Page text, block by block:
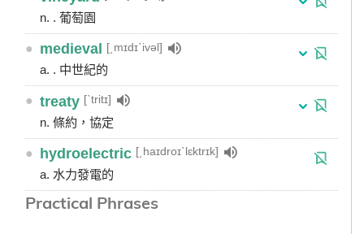
n. . 葡萄園
● medieval [͵mɪdɪˋivəl]
a. . 中世紀的
● treaty [ˋtritɪ]
n. 條約，協定
● hydroelectric [͵haɪdroɪˋlɛktrɪk]
a. 水力發電的
Practical Phrases